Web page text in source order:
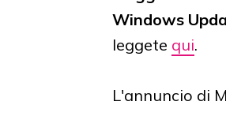
Windows
leggete qui.
L'annuncio di